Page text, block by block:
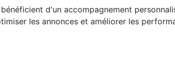
d'un accompagnement
les annonces et améliorer les